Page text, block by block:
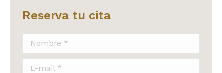
Reserva tu cita